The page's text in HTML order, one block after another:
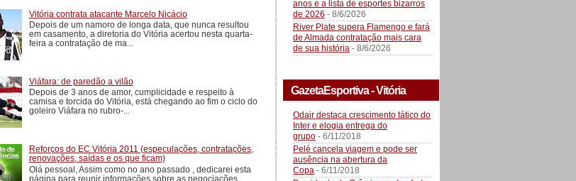
Vitória contrata atacante Marcelo Nicácio
Depois de um namoro de longa data, que nunca resultou
em casamento, a diretoria do Vitória acertou nesta quarta-
feira a contratação de ma...
Viáfara: de paredão a vilão
Depois de 3 anos de amor, cumplicidade e respeito à
camisa e torcida do Vitória, está chegando ao fim o ciclo do
goleiro Viáfara no rubro-...
Reforços do EC Vitória 2011 (especulações, contratações,
renovações, saídas e os que ficam)
Olá pessoal, Assim como no ano passado , dedicarei esta
página para reunir informações sobre as negociações,
anos e a lista de esportes bizarros
de 2026 - 8/6/2026
River Plate supera Flamengo e fará
de Almada contratação mais cara
de sua história - 8/6/2026
GazetaEsportiva - Vitória
Odair destaca crescimento tático do
Inter e elogia entrega do
grupo - 6/11/2018
Pelé cancela viagem e pode ser
ausência na abertura da
Copa - 6/11/2018